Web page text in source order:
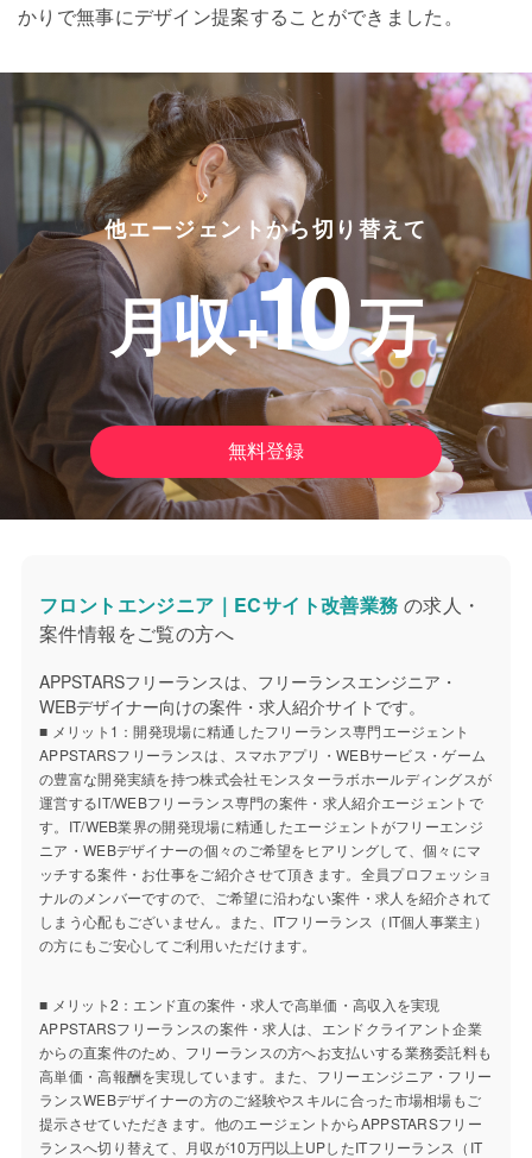
かりで無事にデザイン提案することができました。
他エージェントから切り替えて
月収+10 万
無料登録
フロントエンジニア｜ECサイト改善業務 の求人・
案件情報をご覧の方へ
APPSTARSフリーランスは、フリーランスエンジニア・
WEBデザイナー向けの案件・求人紹介サイトです。
■ メリット1：開発現場に精通したフリーランス専門エージェント
APPSTARSフリーランスは、スマホアプリ・WEBサービス・ゲーム
の豊富な開発実績を持つ株式会社モンスターラボホールディングスが
運営するIT/WEBフリーランス専門の案件・求人紹介エージェントで
す。IT/WEB業界の開発現場に精通したエージェントがフリーエンジ
ニア・WEBデザイナーの個々のご希望をヒアリングして、個々にマ
ッチする案件・お仕事をご紹介させて頂きます。全員プロフェッショ
ナルのメンバーですので、ご希望に沿わない案件・求人を紹介されて
しまう心配もございません。また、ITフリーランス（IT個人事業主）
の方にもご安心してご利用いただけます。
■ メリット2：エンド直の案件・求人で高単価・高収入を実現
APPSTARSフリーランスの案件・求人は、エンドクライアント企業
からの直案件のため、フリーランスの方へお支払いする業務委託料も
高単価・高報酬を実現しています。また、フリーエンジニア・フリー
ランスWEBデザイナーの方のご経験やスキルに合った市場相場もご
提示させていただきます。他のエージェントからAPPSTARSフリー
ランスへ切り替えて、月収が10万円以上UPしたITフリーランス（IT